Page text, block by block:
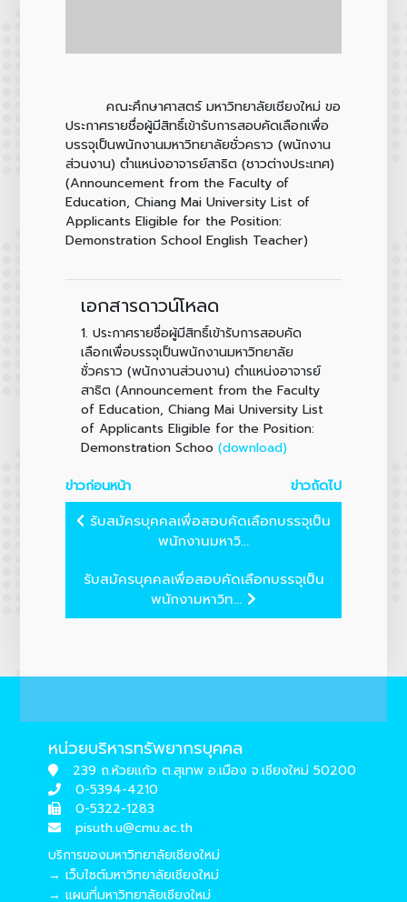
คณะศึกษาศาสตร์ มหาวิทยาลัยเชียงใหม่ ขอ
ประกาศรายชื่อผู้มีสิทธิ์เข้ารับการสอบคัดเลือกเพื่อ
บรรจุเป็นพนักงานมหาวิทยาลัยชั่วคราว (พนักงาน
ส่วนงาน) ตำแหน่งอาจารย์สาธิต (ชาวต่างประเทศ)
(Announcement from the Faculty of
Education, Chiang Mai University List of
Applicants Eligible for the Position:
Demonstration School English Teacher)
เอกสารดาวน์โหลด
1. ประกาศรายชื่อผู้มีสิทธิ์เข้ารับการสอบคัด
เลือกเพื่อบรรจุเป็นพนักงานมหาวิทยาลัย
ชั่วคราว (พนักงานส่วนงาน) ตำแหน่งอาจารย์
สาธิต (Announcement from the Faculty
of Education, Chiang Mai University List
of Applicants Eligible for the Position:
Demonstration Schoo (download)
ข่าวก่อนหน้า
ข่าวถัดไป
รับสมัครบุคคลเพื่อสอบคัดเลือกบรรจุเป็น
พนักงานมหาวิ...
รับสมัครบุคคลเพื่อสอบคัดเลือกบรรจุเป็น
พนักงามหาวิท...
หน่วยบริหารทรัพยากรบุคคล
239 ถ.ห้วยแก้ว ต.สุเทพ อ.เมือง จ.เชียงใหม่ 50200
0-5394-4210
0-5322-1283
pisuth.u@cmu.ac.th
บริการของมหาวิทยาลัยเชียงใหม่
→ เว็บไซต์มหาวิทยาลัยเชียงใหม่
→ แผนที่มหาวิทยาลัยเชียงใหม่